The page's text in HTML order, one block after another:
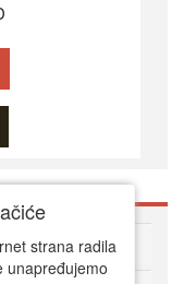
strana radila
unapređujemo